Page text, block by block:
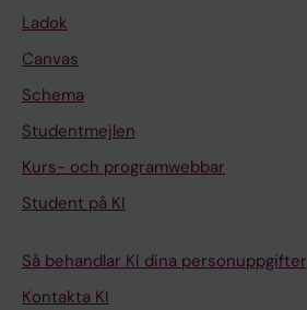
Ladok
Canvas
Schema
Studentmejlen
Kurs- och programwebbar
Student på KI
Så behandlar KI dina personuppgifter
Kontakta KI